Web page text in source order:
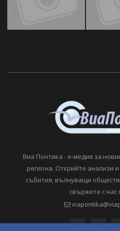
Виа Понтика - е-медия за
региона. Открийте анализи
събития, вълнуващи
свържете с нас